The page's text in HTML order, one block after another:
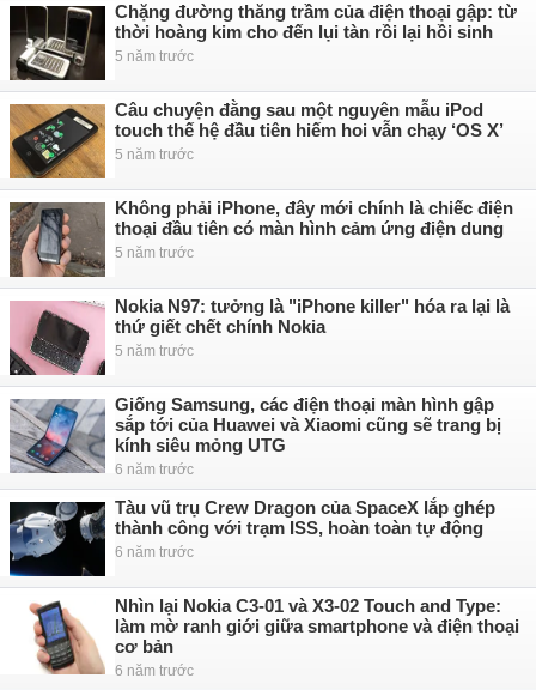
Chặng đường thăng trầm của điện thoại gập: từ
thời hoàng kim cho đến lụi tàn rồi lại hồi sinh
5 năm trước
Câu chuyện đằng sau một nguyên mẫu iPod
touch thế hệ đầu tiên hiếm hoi vẫn chạy ‘OS X’
5 năm trước
Không phải iPhone, đây mới chính là chiếc điện
thoại đầu tiên có màn hình cảm ứng điện dung
5 năm trước
Nokia N97: tưởng là "iPhone killer" hóa ra lại là
thứ giết chết chính Nokia
5 năm trước
Giống Samsung, các điện thoại màn hình gập
sắp tới của Huawei và Xiaomi cũng sẽ trang bị
kính siêu mỏng UTG
6 năm trước
Tàu vũ trụ Crew Dragon của SpaceX lắp ghép
thành công với trạm ISS, hoàn toàn tự động
6 năm trước
Nhìn lại Nokia C3-01 và X3-02 Touch and Type:
làm mờ ranh giới giữa smartphone và điện thoại
cơ bản
6 năm trước